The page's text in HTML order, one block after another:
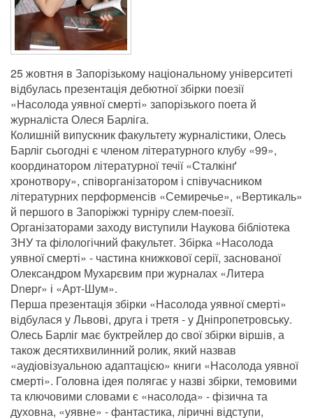
25 жовтня в Запорізькому національному університеті
відбулась презентація дебютної збірки поезії
«Насолода уявної смерті» запорізького поета й
журналіста Олеся Барліга.
Колишній випускник факультету журналістики, Олесь
Барліг сьогодні є членом літературного клубу «99»,
координатором літературної течії «Сталкінґ
хронотвору», співорганізатором і співучасником
літературних перформенсів «Семиречье», «Вертикаль»
й першого в Запоріжжі турніру слем-поезії.
Організаторами заходу виступили Наукова бібліотека
ЗНУ та філологічний факультет. Збірка «Насолода
уявної смерті» - частина книжкової серії, заснованої
Олександром Мухарєвим при журналах «Литера
Dnepr» і «Арт-Шум».
Перша презентація збірки «Насолода уявної смерті»
відбулася у Львові, друга і третя - у Дніпропетровську.
Олесь Барліг має буктрейлер до свої збірки віршів, а
також десятихвилинний ролик, який назвав
«аудіовізуальною адаптацією» книги «Насолода уявної
смерті». Головна ідея полягає у назві збірки, темовими
та ключовими словами є «насолода» - фізична та
духовна, «уявне» - фантастика, ліричні відступи,